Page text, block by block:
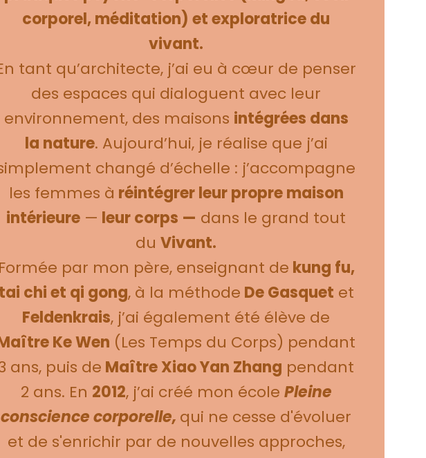
corporel, méditation) et exploratrice du
vivant.
tant qu’architecte, j’ai eu à cœur de penser
des espaces qui dialoguent avec leur
environnement, des maisons intégrées dans
la nature. Aujourd’hui, je réalise que j’ai
changé d’échelle : j’accompagne
les femmes à réintégrer leur propre maison
intérieure — leur corps — dans le grand tout
duVivant.
Formée par mon père, enseignant de kung fu,
tai chi et qi gong, à la méthode De Gasquet et
Feldenkrais, j’ai également été élève de
Ke Wen (Les Temps du Corps) pendant
ans, puis de Maître Xiao Yan Zhang pendant
2 ans. En 2012, j’ai créé mon école Pleine
conscience corporelle, qui ne cesse d'évoluer
et de s'enrichir par de nouvelles approches,